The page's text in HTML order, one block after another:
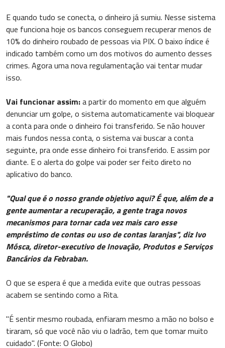
E quando tudo se conecta, o dinheiro já sumiu. Nesse sistema
que funciona hoje os bancos conseguem recuperar menos de
10% do dinheiro roubado de pessoas via PIX. O baixo índice é
indicado também como um dos motivos do aumento desses
crimes. Agora uma nova regulamentação vai tentar mudar
isso.
Vai funcionar assim:a partir do momento em que alguém
denunciar um golpe, o sistema automaticamente vai bloquear
a conta para onde o dinheiro foi transferido. Se não houver
mais fundos nessa conta, o sistema vai buscar a conta
seguinte, pra onde esse dinheiro foi transferido. E assim por
diante. E o alerta do golpe vai poder ser feito direto no
aplicativo do banco.
"Qual que é o nosso grande objetivo aqui? É que, além de a
gente aumentar a recuperação, a gente traga novos
mecanismos para tornar cada vez mais caro esse
empréstimo de contas ou uso de contas laranjas", diz Ivo
Mósca, diretor-executivo de Inovação, Produtos e Serviços
Bancários da Febraban.
O que se espera é que a medida evite que outras pessoas
acabem se sentindo como a Rita.
"É sentir mesmo roubada, enfiaram mesmo a mão no bolso e
tiraram, só que você não viu o ladrão, tem que tomar muito
cuidado". (Fonte: O Globo)